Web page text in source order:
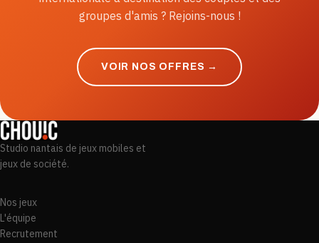
groupes d'amis ? Rejoins-nous !
VOIR NOS OFFRES →
Studio nantais de jeux mobiles et
jeux de société.
Nos jeux
L'équipe
Recrutement